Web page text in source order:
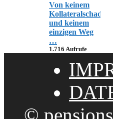
Von keinem
Kollateralschaden
und keinem
einzigen Weg
…
1.716 Aufrufe